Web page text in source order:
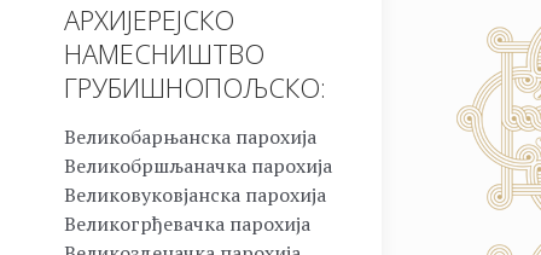
АРХИЈЕРЕЈСКО
НАМЕСНИШТВО
ГРУБИШНОПОЉСКО:
Великобарњанска парохија
Великобршљаначка парохија
Великовуковјанска парохија
Великогрђевачка парохија